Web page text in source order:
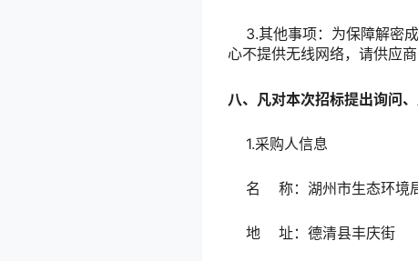
3.其他事项：为保障解密
心不提供无线网络，请供应
八、凡对本次招标提出询问
1.采购人信息
名 称：湖州市生态环境
地 址：德清县丰庆街